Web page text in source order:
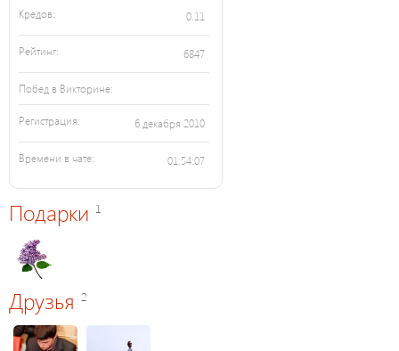
Кредов: 0.11
Рейтинг: 6847
Побед в Викторине:
Регистрация: 6 декабря 2010
Времени в чате: 01:54:07
Подарки 1
Друзья 2